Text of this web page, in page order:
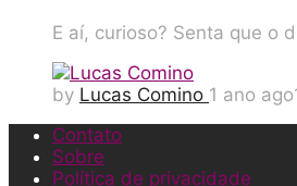
E aí, curioso? Senta que o
by Lucas Comino 1 ano ago
Contato
Sobre
Política de privacidade